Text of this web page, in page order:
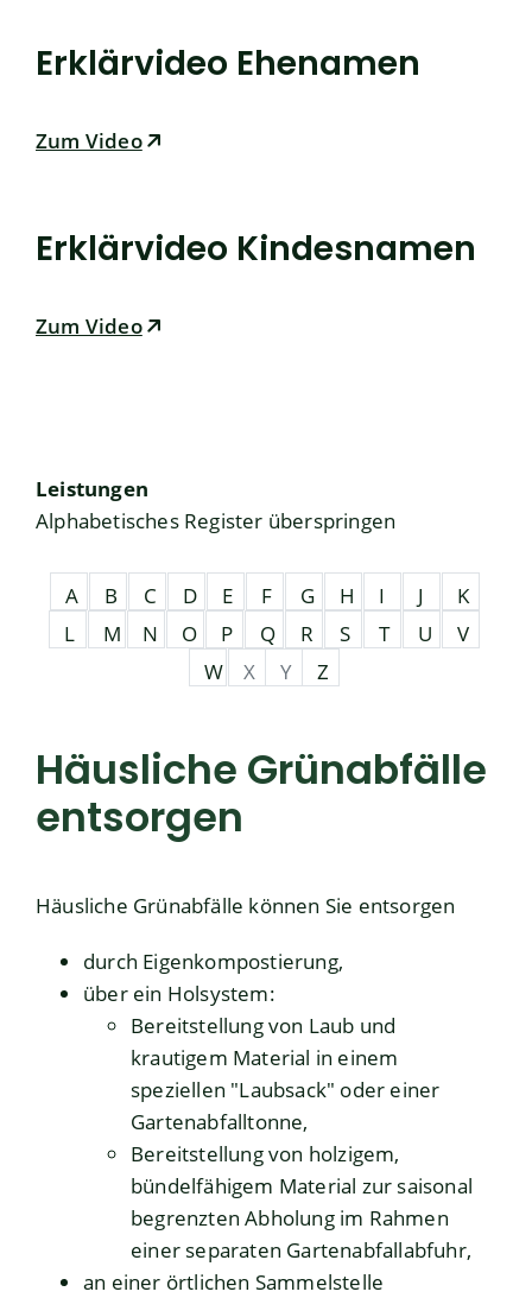
Erklärvideo Ehenamen
Zum Video
Erklärvideo Kindesnamen
Zum Video
Leistungen
Alphabetisches Register überspringen
A B C D E F G H I J
K
L
M N O P Q R S T U
V
W
X Y Z
Häusliche Grünabfälle
entsorgen
Häusliche Grünabfälle können Sie entsorgen
durch Eigenkompostierung,
über ein Holsystem:
Bereitstellung von Laub und
krautigem Material in einem
speziellen "Laubsack" oder einer
Gartenabfalltonne,
Bereitstellung von holzigem,
bündelfähigem Material zur saisonal
begrenzten Abholung im Rahmen
einer separaten Gartenabfallabfuhr,
an einer örtlichen Sammelstelle